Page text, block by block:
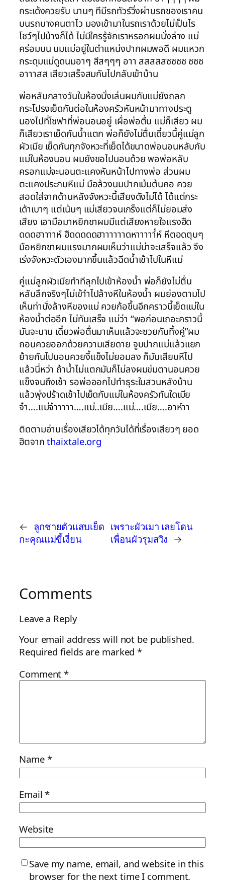
กระเด้งควยรับ นานๆ ทีมีรถทัวร์วิ่งผ่านรถของเราคน
บนรถบางคนตาไว มองเข้ามาในรถเราด้วยไม่เป็นไร
โชว์ๆไปบ้างก็ได้ ไม่มีใครรู้จักเราหรอกผมนั่งล่าง แม่
คร่อมบน นมแม่อยู่ในตำแหน่งปากผมพอดี ผมแหวก
กระดุมแม่ดูดนมอาๆ สีสๆๆๆ อาา สสสสสซซซซ ซซซ
อาาาสส เสียวเสร็จสมกันไปกลับเข้าบ้าน
พ่อหลับกลางวันในห้องนั่งเล่นผมกับแม่ยังถลก
กระโปรงเย็ดกันต่อในห้องครัวหันหน้ามาทางประตู
มองไปที่โซฟาที่พ่อนอนอยู่ เผื่อพ่อตื่น แม่ก็เสียว ผม
ก็เสียวเราเย็ดกันน้ำแตก พ่อก็ยังไม่ตื่นเดี๋ยวนี้คู่แม่ลูก
ผัวเมีย เย็ดกันทุกจังหวะที่เย็ดได้ขนาดพ่อนอนหลับกับ
แม่ในห้องนอน ผมยังขอไปนอนด้วย พอพ่อหลับ
ครอกแม่จะนอนตะแคงหันหน้าไปทางพ่อ ส่วนผม
ตะแคงประกบหีแม่ มือล้วงนมปากเม้มต้นคอ ควย
สอดใส่จากด้านหลังจังหวะนี้เสียงดังไม่ได้ ได้แต่กระ
เด้าเบาๆ แต่เน้นๆ แม่เสียวจนเกร็งแต่ก็ไม่ยอมส่ง
เสียง เอามือมาหยิกขาผมมีแต่เสียงหายใจแรงฮืด
ดดดฮาาาาห์ ฮืดดดดดฮาาาาาาดหาาาาา์์ห์ หีตอดตุบๆ
มือหยิกขาผมแรงมากผมเห็นว่าแม่น่าจะเสร็จแล้ว จึง
เร่งจังหวะตัวเองมากขึ้นแล้วฉีดน้ำเข้าไปในหีแม่
คู่แม่ลูกผัวเมียทำทีลุกไปเข้าห้องน้ำ พ่อก็ยังไม่ตื่น
หลับลึกจริงๆไม่เข้าำไปล้างหีในห้องน้ำ ผมย่องตามไป
เห็นท่านั่งล้างหีของแม่ ควยก้อขึ้นอีกคราวนี้เย็ดแม่ใน
ห้องน้ำต่ออีก ไม่ทันเสร็จ แม่ว่า “พอก่อนเถอะคราวนี้
มันจะนาน เดี๋ยวพ่อตื่นมาเห็นแล้วจะซวยกันที้งคู่”ผม
ถอนควยออกด้วยความเสียดาย จูบปากแม่แล้วแยก
ย้ายกันไปนอนควยงี้แข็งไม่ยอมลง ก็มันเสียบหีไป
แล้วนี่หว่า ถ้าน้ำไม่แตกมันก็ไม่ลงผมข่มตานอนควย
แข็งจนถึงเช้า รอพ่อออกไปทำธุระในสวนหลังบ้าน
แล้วพุ่งปร้าดเข้าไปเย็ดกับแม่ในห้องครัวทันใดเมีย
จ๋า….แม่จ๋าาาาา….แม่..เมีย….แม่….เมีย….อาห์าา
ติดตามอ่านเรื่องเสียวได้ทุกวันได้ที่เรื่องเสียวๆ ยอด
ฮิตจากthaixtale.org
← ลูกชายตัวแสบเย็ด
กะคุณแม่ขี้เงี่ยน
เพราะผัวเมา เลยโดน
เพื่อนผัวรุมสวิง →
Comments
Leave a Reply
Your email address will not be published.
Required fields are marked*
Comment*
Name *
Email*
Website
Save my name, email, and website in this
browser for the next time I comment.